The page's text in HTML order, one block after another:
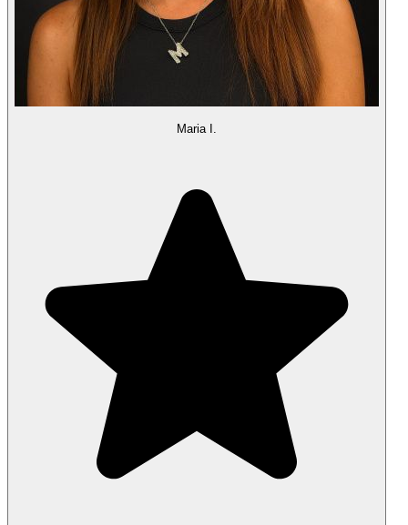
Maria I.